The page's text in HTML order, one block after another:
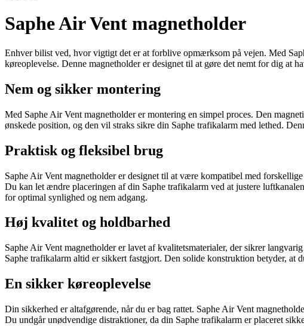
Saphe Air Vent magnetholder
Enhver bilist ved, hvor vigtigt det er at forblive opmærksom på vejen. Med
køreoplevelse. Denne magnetholder er designet til at gøre det nemt for dig at
Nem og sikker montering
Med Saphe Air Vent magnetholder er montering en simpel proces. Den
ønskede position, og den vil straks sikre din Saphe trafikalarm med lethed.
Praktisk og fleksibel brug
Saphe Air Vent magnetholder er designet til at være kompatibel med
Du kan let ændre placeringen af din Saphe trafikalarm ved at justere
for optimal synlighed og nem adgang.
Høj kvalitet og holdbarhed
Saphe Air Vent magnetholder er lavet af kvalitetsmaterialer, der sikrer
Saphe trafikalarm altid er sikkert fastgjort. Den solide konstruktion betyder, at
En sikker køreoplevelse
Din sikkerhed er altafgørende, når du er bag rattet. Saphe Air Vent
Du undgår unødvendige distraktioner, da din Saphe trafikalarm er placeret